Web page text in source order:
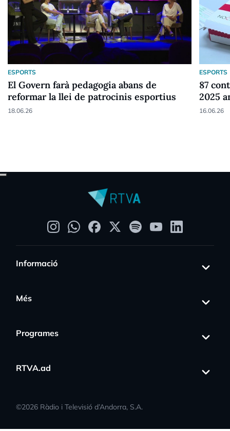
ESPORTS
El Govern farà pedagogia abans de
reformar la llei de patrocinis esportius
18.06.26
ESPORTS
87
2025
16.06.26
Informació
Més
Programes
RTVA.ad
©2026 Ràdio i Televisió d’Andorra, S.A.